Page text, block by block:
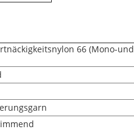
66 (Mono-und